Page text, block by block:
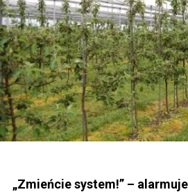
„Zmieńcie system!” –